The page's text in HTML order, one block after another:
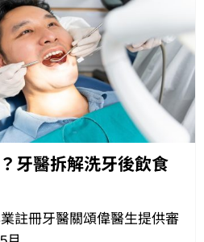
牙醫拆解洗牙後飲食
註冊牙醫關頌偉醫生提供審